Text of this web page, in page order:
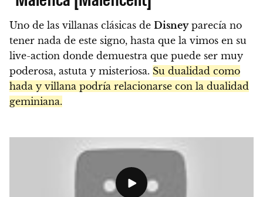
Uno de las villanas clásicas de Disneyparecía no
tener nada de este signo, hasta que la vimos en su
live-action donde demuestra que puede ser muy
poderosa, astuta y misteriosa. Su dualidad como
hada y villana podría relacionarse con la dualidad
geminiana.